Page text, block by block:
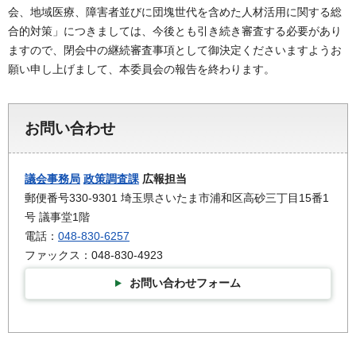
会、地域医療、障害者並びに団塊世代を含めた人材活用に関する総
合的対策」につきましては、今後とも引き続き審査する必要があり
ますので、閉会中の継続審査事項として御決定くださいますようお
願い申し上げまして、本委員会の報告を終わります。
お問い合わせ
議会事務局 政策調査課 広報担当
郵便番号330-9301 埼玉県さいたま市浦和区高砂三丁目15番1
号 議事堂1階
電話： 048-830-6257
ファックス：048-830-4923
お問い合わせフォーム